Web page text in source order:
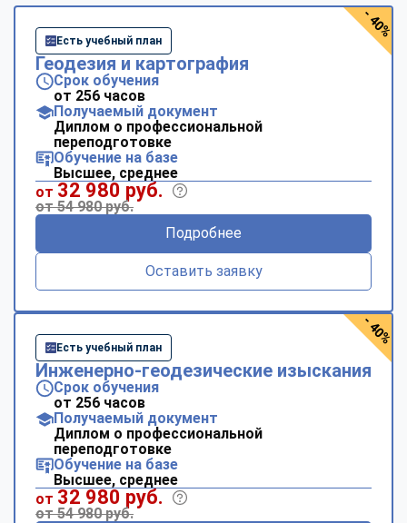
Есть учебный план
Геодезия и картография
Срок обучения
от 256 часов
Получаемый документ
Диплом о профессиональной
переподготовке
Обучение на базе
Высшее, среднее
от 32 980 руб.
от 54 980 руб.
Подробнее
Оставить заявку
- 40%
Есть учебный план
Инженерно-геодезические изыскания
Срок обучения
от 256 часов
Получаемый документ
Диплом о профессиональной
переподготовке
Обучение на базе
Высшее, среднее
от 32 980 руб.
от 54 980 руб.
- 40%